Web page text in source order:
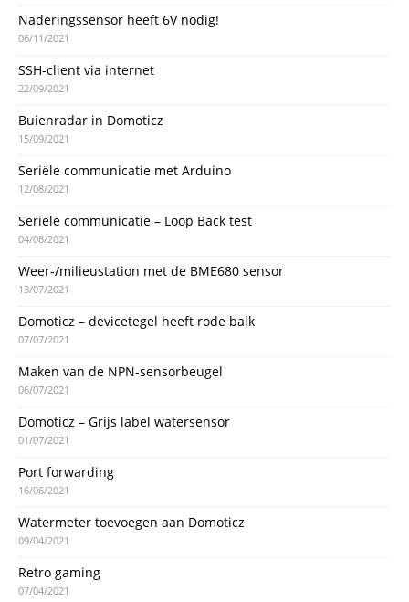
Naderingssensor heeft 6V nodig!
06/11/2021
SSH-client via internet
22/09/2021
Buienradar in Domoticz
15/09/2021
Seriële communicatie met Arduino
12/08/2021
Seriële communicatie – Loop Back test
04/08/2021
Weer-/milieustation met de BME680 sensor
13/07/2021
Domoticz – devicetegel heeft rode balk
07/07/2021
Maken van de NPN-sensorbeugel
06/07/2021
Domoticz – Grijs label watersensor
01/07/2021
Port forwarding
16/06/2021
Watermeter toevoegen aan Domoticz
09/04/2021
Retro gaming
07/04/2021